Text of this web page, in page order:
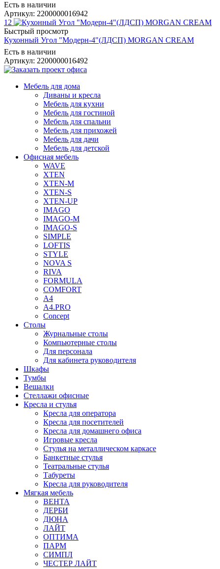
Есть в наличии
Артикул: 2200000016942
12
Быстрый просмотр
Кухонный Угол "Модерн-4"(ЛДСП) MORGAN CREAM
Есть в наличии
Артикул: 2200000016492
Мебель для дома
Диваны и кресла
Мебель для кухни
Мебель для гостиной
Мебель для спальни
Мебель для прихожей
Мебель для дачи
Мебель для детской
Офисная мебель
WAVE
XTEN
XTEN-M
XTEN-S
XTEN-UP
IMAGO
IMAGO-M
IMAGO-S
SIMPLE
LOFTIS
STYLE
NOVA S
RIVA
FORMULA
COMFORT
A4
A4.PRO
Concept
Столы
Журнальные столы
Компьютерные столы
Для персонала
Для кабинета руководителя
Шкафы
Тумбы
Вешалки
Стеллажи офисные
Кресла и стулья
Кресла для оператора
Кресла для посетителей
Кресла для домашнего офиса
Игровые кресла
Стулья на металлическом каркасе
Банкетные стулья
Театральные стулья
Табуреты
Кресла для руководителя
Мягкая мебель
ВЕНТА
ДЕРБИ
ДЮНА
ЛАЙТ
ОПТИМА
ПАРМ
СИМПЛ
ЧЕСТЕР ЛАЙТ